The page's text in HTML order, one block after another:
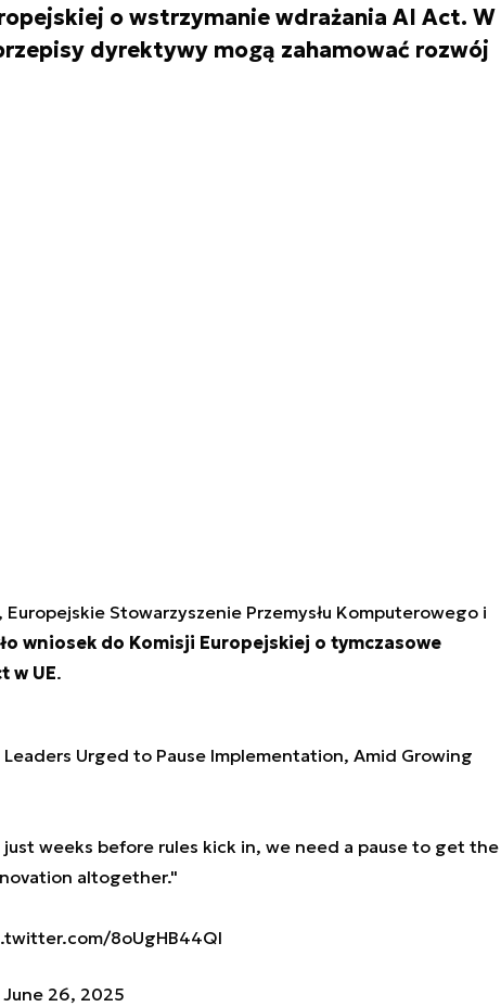
o wstrzymanie wdrażania AI Act. W
dyrektywy mogą zahamować rozwój
, Europejskie Stowarzyszenie Przemysłu Komputerowego i
wniosek do Komisji Europejskiej o tymczasowe
w UE.
Leaders Urged to Pause Implementation, Amid Growing
weeks before rules kick in, we need a pause to get the
altogether."
8oUgHB44QI
June 26, 2025